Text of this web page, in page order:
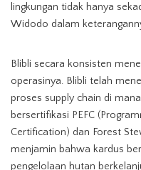
lingkungan tidak hanya
Widodo dalam
Blibli secara konsisten
operasinya. Blibli telah
proses supply chain di
bersertifikasi PEFC
Certification) dan Forest
menjamin bahwa kardus
pengelolaan hutan